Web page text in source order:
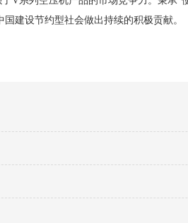
建设节约型社会做出持续的积极贡献。